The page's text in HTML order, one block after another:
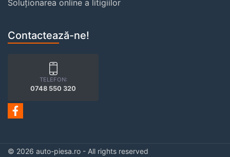
Soluționarea online a litigiilor
Contactează-ne!
TELEFON:
0748 550 320
© 2026 auto-piesa.ro - All rights reserved